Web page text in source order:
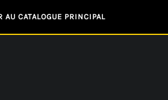
AU CATALOGUE PRINCIPAL